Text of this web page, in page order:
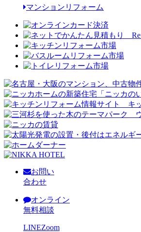
マンションリフォーム
お問い
合わせ
オンライン
無料相談
LINEZoom